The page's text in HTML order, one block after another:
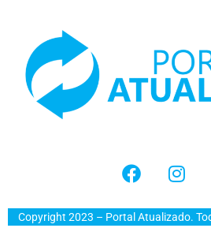
Copyright 2023 – Portal Atualizado.